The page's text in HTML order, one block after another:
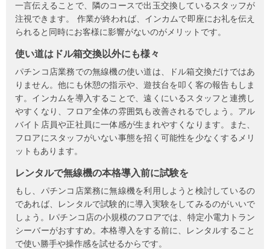
一言伝えることで、隣のコースで出玉交換しているスタッフが
注視できます。 作業が終われば、インカムで即座にお礼を伝え
られると同時にお客様に影響がないのがメリットです。
使い道はドル箱交換以外にも様々
パチンコ店業務での無線機の使い道は、ドル箱交換だけではあ
りません。他にも休憩の指示や、遊技台を叩く客の報告もしま
す。インカムを導入することで、遠くにいるスタッフと連携し
やすくなり、フロア全体の雰囲気も改善されるでしょう。アル
バイト店員や正社員に一体感が生まれやすくなります。また、
フロアにスタッフがいない事態を招く可能性を少なくするメリ
ットもあります。
レンタルで無線機の本格導入前に試験を
もし、パチンコ店業務に無線機を利用しようと検討しているの
であれば、レンタルで試験的に導入実験をしてみるのがいいで
しょう。Iパチンコ店の小規模のフロアでは、特定小電力トラン
シーバーがおすすめ。本格導入をする前に、レンタルすること
で使い勝手や操作感を試せるからです。